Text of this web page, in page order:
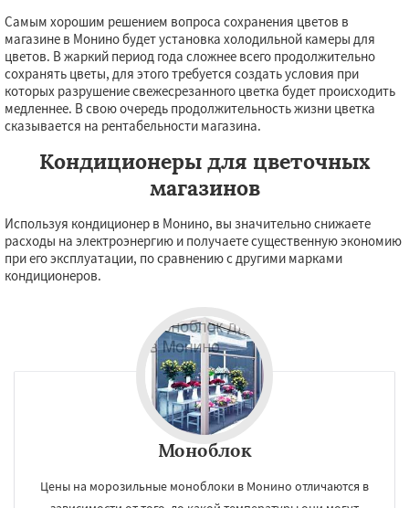
Самым хорошим решением вопроса сохранения цветов в
магазине в Монино будет установка холодильной камеры для
цветов. В жаркий период года сложнее всего продолжительно
сохранять цветы, для этого требуется создать условия при
которых разрушение свежесрезанного цветка будет происходить
медленнее. В свою очередь продолжительность жизни цветка
сказывается на рентабельности магазина.
Кондиционеры для цветочных
магазинов
Используя кондиционер в Монино, вы значительно снижаете
расходы на электроэнергию и получаете существенную экономию
при его эксплуатации, по сравнению с другими марками
кондиционеров.
Моноблок
Цены на морозильные моноблоки в Монино отличаются в